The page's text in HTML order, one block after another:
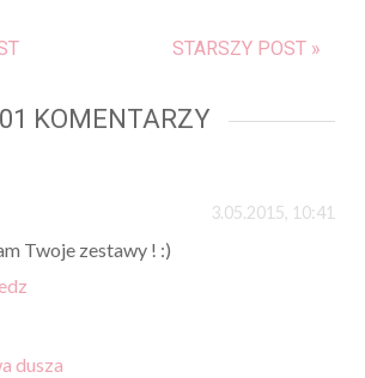
STARSZY POST »
KOMENTARZY
3.05.2015, 10:41
Twoje zestawy ! :)
dusza